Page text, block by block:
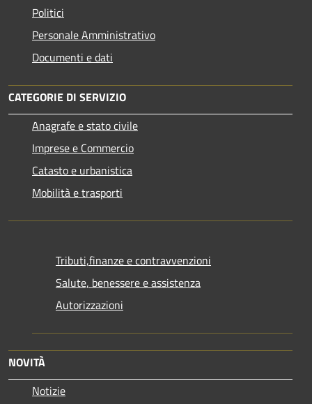
Politici
Personale Amministrativo
Documenti e dati
CATEGORIE DI SERVIZIO
Anagrafe e stato civile
Imprese e Commercio
Catasto e urbanistica
Mobilità e trasporti
Tributi,finanze e contravvenzioni
Salute, benessere e assistenza
Autorizzazioni
NOVITÀ
Notizie